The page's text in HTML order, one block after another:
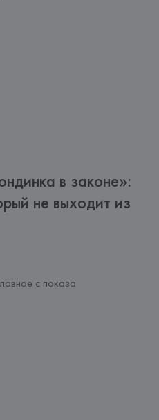
в законе»:
не выходит из